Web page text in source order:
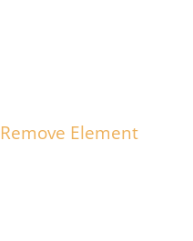
Remove Element